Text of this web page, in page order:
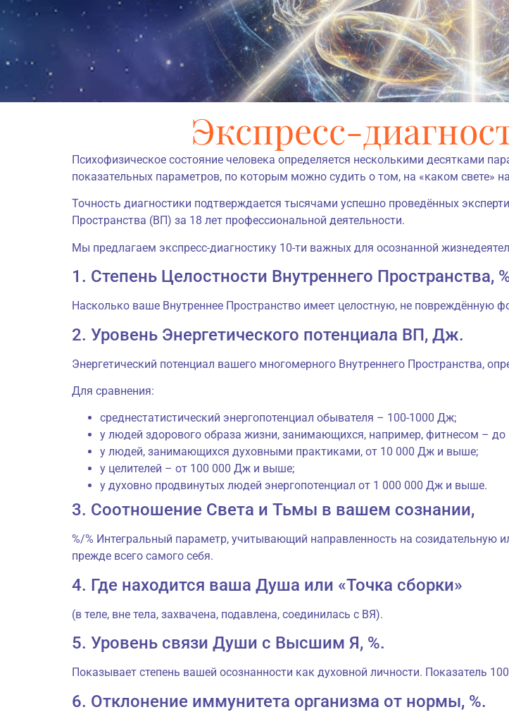
Экспресс-
Психофизическое состояние человека определяется несколькими десятками
показательных параметров, по которым можно судить о том, на «каком свете»
Точность диагностики подтверждается тысячами успешно проведённых
Пространства (ВП) за 18 лет профессиональной деятельности.
Мы предлагаем экспресс-диагностику 10-ти важных для осознанной
1. Степень Целостности Внутреннего Пространства,
Насколько ваше Внутреннее Пространство имеет целостную, не повреждённую
2. Уровень Энергетического потенциала ВП, Дж.
Энергетический потенциал вашего многомерного Внутреннего Пространства,
Для сравнения:
среднестатистический энергопотенциал обывателя – 100-1000 Дж;
у людей здорового образа жизни, занимающихся, например, фитнесом –
у людей, занимающихся духовными практиками, от 10 000 Дж и выше;
у целителей – от 100 000 Дж и выше;
у духовно продвинутых людей энергопотенциал от 1 000 000 Дж и выше.
3. Соотношение Света и Тьмы в вашем сознании,
%/% Интегральный параметр, учитывающий направленность на созидательную
прежде всего самого себя.
4. Где находится ваша Душа или «Точка сборки»
(в теле, вне тела, захвачена, подавлена, соединилась с ВЯ).
5. Уровень связи Души с Высшим Я, %.
Показывает степень вашей осознанности как духовной личности. Показатель
6. Отклонение иммунитета организма от нормы, %.